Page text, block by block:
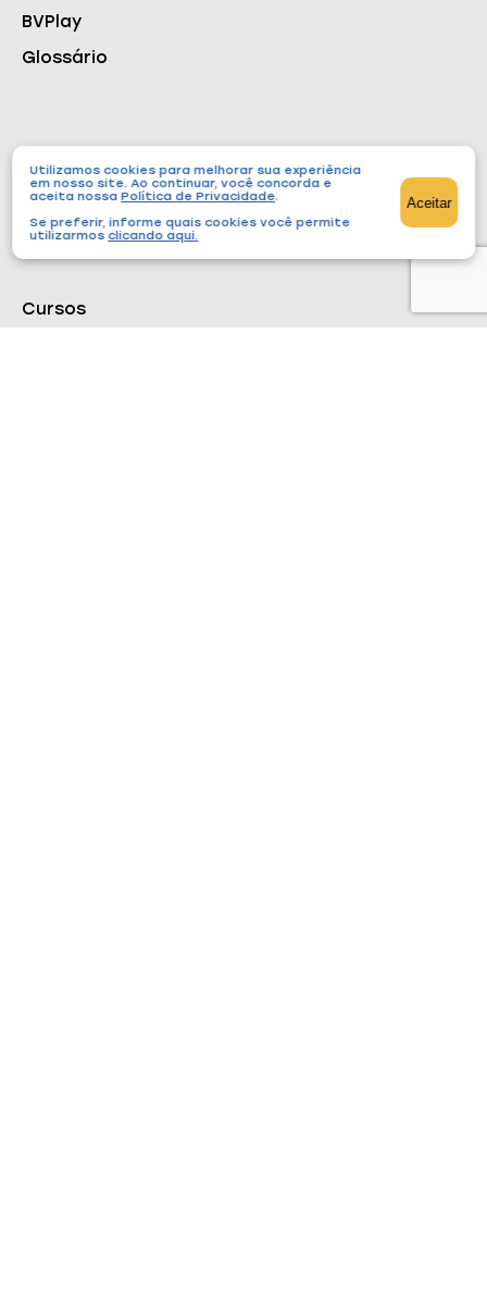
Utilizamos cookies para melhorar sua experiência
em nosso site. Ao continuar, você concorda e
aceita nossaPolítica de Privacidade.
Se preferir, informe quais cookies você permite
utilizarmosclicando aqui.
Aceitar
BVPlay
Glossário
Conteúdos
Cursos